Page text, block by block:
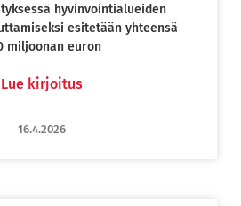
hyvinvointialueiden
esitetään yhteensä
miljoonan euron
Lue kirjoitus
16.4.2026